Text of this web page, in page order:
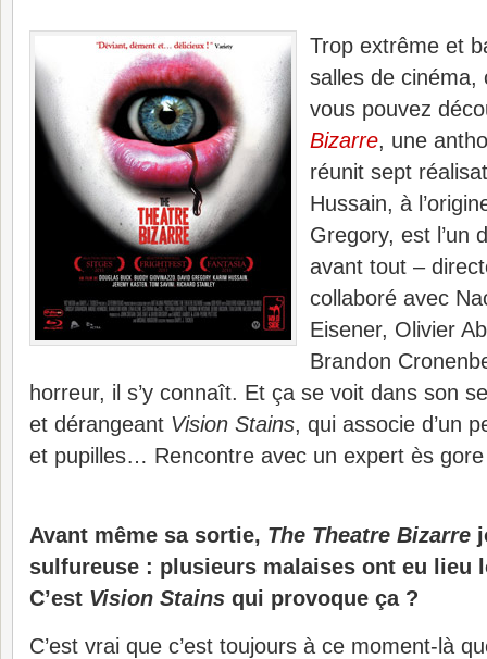
Trop extrême et
salles de cinéma,
vous pouvez
Bizarre, une
réunit sept
Hussain, à
Gregory, est l’un
avant tout –
collaboré avec
Eisener, Olivier
Brandon
horreur, il s’y connaît. Et ça se voit dans son
et dérangeant Vision Stains, qui associe d’un
et pupilles… Rencontre avec un expert ès
Avant même sa sortie, The Theatre Bizarre
sulfureuse : plusieurs malaises ont eu lieu
C’est Vision Stains qui provoque ça ?
C’est vrai que c’est toujours à ce moment-là